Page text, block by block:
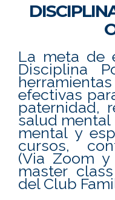
La meta de
Disciplina
efectivas
paternidad,
salud
mental y
cursos,
(Via Zoom
master
del Club